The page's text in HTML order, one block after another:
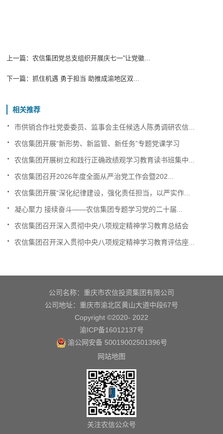
上一篇：农信集团党总支组织开展庆七一“让党徽...
下一篇：抓住机遇 勇于担当 助推成渝地区双...
相关推荐
市供销合作社党委委员、监事会主任候选人陈勇调研农信...
.
农信集团开展“新形势、新监管、新任务”专题党课学习
.
农信集团开展树立和践行正确政绩观学习教育读书班集中...
.
农信集团召开2026年度全面从严治党工作会暨202...
.
农信集团开展“深化纪律建设，强化责任担当，以严实作...
.
凝心聚力 接续奋斗——农信集团专题学习党的二十届...
.
农信集团召开深入贯彻中央八项规定精神学习教育总结会
.
农信集团召开深入贯彻中央八项规定精神学习教育评估座...
.
公司名称：重庆市农信投资集团有限公司
公司地址：重庆市渝北区黄山大道中段67号
Copyright ©2020- 2022
渝ICP备16012137号
渝公网安备 50019002501396号
网站地图
关注农信公众号